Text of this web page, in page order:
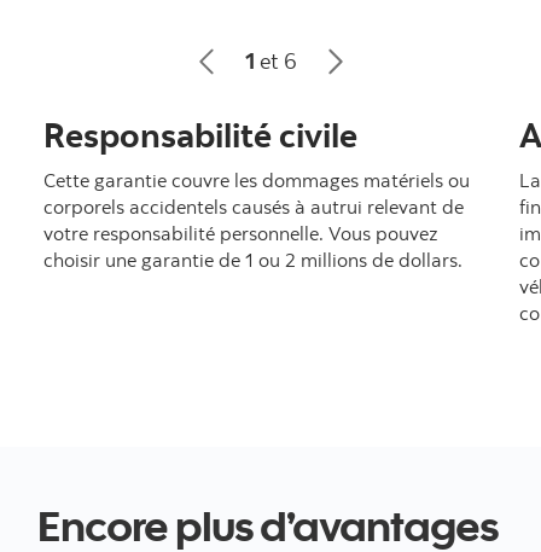
1 et 6
Responsabilité civile
Cette garantie couvre les dommages matériels ou
corporels accidentels causés à autrui relevant de
votre responsabilité personnelle. Vous pouvez
choisir une garantie de 1 ou 2 millions de dollars.
Encore plus d’avantages